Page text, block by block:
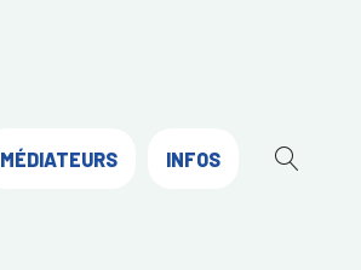
MÉDIATEURS INFOS